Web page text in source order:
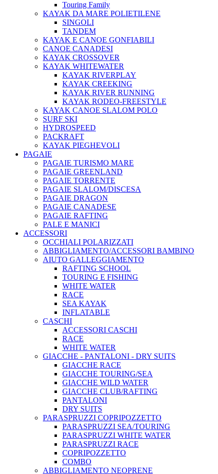
Touring Family
KAYAK DA MARE POLIETILENE
SINGOLI
TANDEM
KAYAK E CANOE GONFIABILI
CANOE CANADESI
KAYAK CROSSOVER
KAYAK WHITEWATER
KAYAK RIVERPLAY
KAYAK CREEKING
KAYAK RIVER RUNNING
KAYAK RODEO-FREESTYLE
KAYAK CANOE SLALOM POLO
SURF SKI
HYDROSPEED
PACKRAFT
KAYAK PIEGHEVOLI
PAGAIE
PAGAIE TURISMO MARE
PAGAIE GREENLAND
PAGAIE TORRENTE
PAGAIE SLALOM/DISCESA
PAGAIE DRAGON
PAGAIE CANADESE
PAGAIE RAFTING
PALE E MANICI
ACCESSORI
OCCHIALI POLARIZZATI
ABBIGLIAMENTO/ACCESSORI BAMBINO
AIUTO GALLEGGIAMENTO
RAFTING SCHOOL
TOURING E FISHING
WHITE WATER
RACE
SEA KAYAK
INFLATABLE
CASCHI
ACCESSORI CASCHI
RACE
WHITE WATER
GIACCHE - PANTALONI - DRY SUITS
GIACCHE RACE
GIACCHE TOURING/SEA
GIACCHE WILD WATER
GIACCHE CLUB/RAFTING
PANTALONI
DRY SUITS
PARASPRUZZI COPRIPOZZETTO
PARASPRUZZI SEA/TOURING
PARASPRUZZI WHITE WATER
PARASPRUZZI RACE
COPRIPOZZETTO
COMBO
ABBIGLIAMENTO NEOPRENE